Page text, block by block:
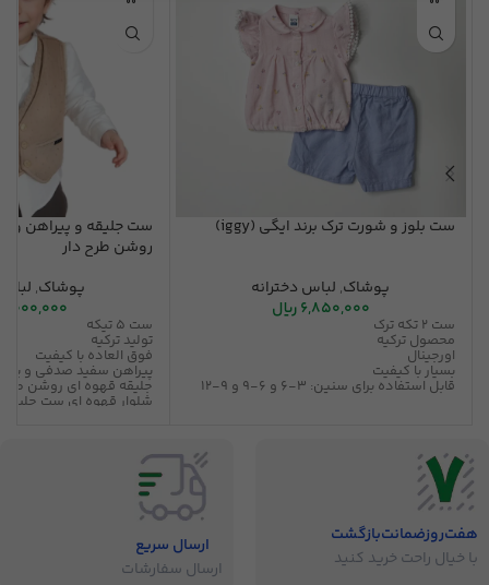
ست بلوز و شورت ترک برند ایگی (iggy)
پوشاک, لباس دخترانه
6,850,000ریال
ست 2 تکه ترک
محصول ترکیه
اورجینال
بسیار با کیفیت
قابل استفاده برای سنین: 3-6 و 6-9 و 9-12
ست جلیقه و پیراهن و
روشن طرح دار
پوشاک,
ست 5 تیکه
تولید ترکیه
فوق العاده با کیفیت
پیراهن سفید صدفی و
جلیقه قهوه ای روشن طرح
شلوار قهوه ای ست جلیقه
هفت‌روز‌ضمانت‌بازگشت
با خیال راحت خرید کنید
ارسال سریع
ارسال سفارشات